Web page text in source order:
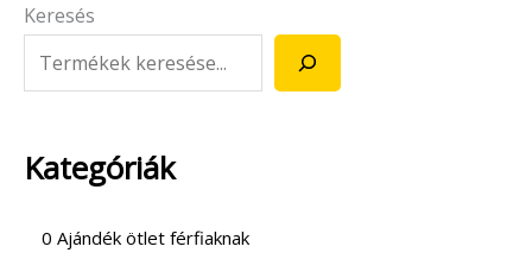
Keresés
Kategóriák
0 Ajándék ötlet férfiaknak